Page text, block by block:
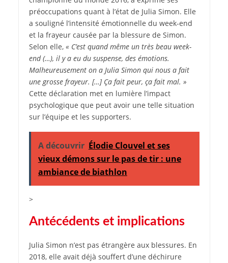
préoccupations quant à l’état de Julia Simon. Elle
a souligné l’intensité émotionnelle du week-end
et la frayeur causée par la blessure de Simon.
Selon elle, « C’est quand même un très beau week-
end (…), il y a eu du suspense, des émotions.
Malheureusement on a Julia Simon qui nous a fait
une grosse frayeur. […] Ça fait peur, ça fait mal. »
Cette déclaration met en lumière l’impact
psychologique que peut avoir une telle situation
sur l’équipe et les supporters.
A découvrir Élodie Clouvel et ses
vieux démons sur le pas de tir : une
ambiance de biathlon
>
Antécédents et implications
Julia Simon n’est pas étrangère aux blessures. En
2018, elle avait déjà souffert d’une déchirure